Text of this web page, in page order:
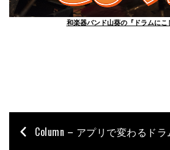
和楽器バンド山葵の『ドラムにこ